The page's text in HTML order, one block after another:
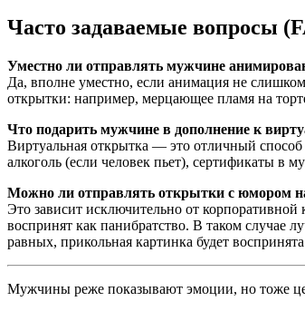
Часто задаваемые вопросы
Уместно ли отправлять мужчине
Да, вполне уместно, если анимация не
открытки: например, мерцающее пламя на
Что подарить мужчине в дополнение к
Виртуальная открытка — это отличный
алкоголь (если человек пьет), сертификаты в
Можно ли отправлять открытки с юмором
Это зависит исключительно от
воспринят как панибратство. В таком случае
равных, прикольная картинка будет
Мужчины реже показывают эмоции, но тоже